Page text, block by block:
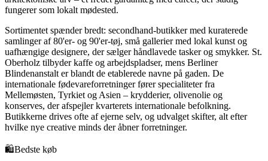
fungerer som lokalt mødested.
Sortimentet spænder bredt: secondhand-butikker med kuraterede
samlinger af 80'er- og 90'er-tøj, små gallerier med lokal kunst og
uafhængige designere, der sælger håndlavede tasker og smykker. St.
Oberholz tilbyder kaffe og arbejdspladser, mens Berliner
Blindenanstalt er blandt de etablerede navne på gaden. De
internationale fødevareforretninger fører specialiteter fra
Mellemøsten, Tyrkiet og Asien – krydderier, olivenolie og
konserves, der afspejler kvarterets internationale befolkning.
Butikkerne drives ofte af ejerne selv, og udvalget skifter, alt efter
hvilke nye creative minds der åbner forretninger.
🛍️Bedste køb